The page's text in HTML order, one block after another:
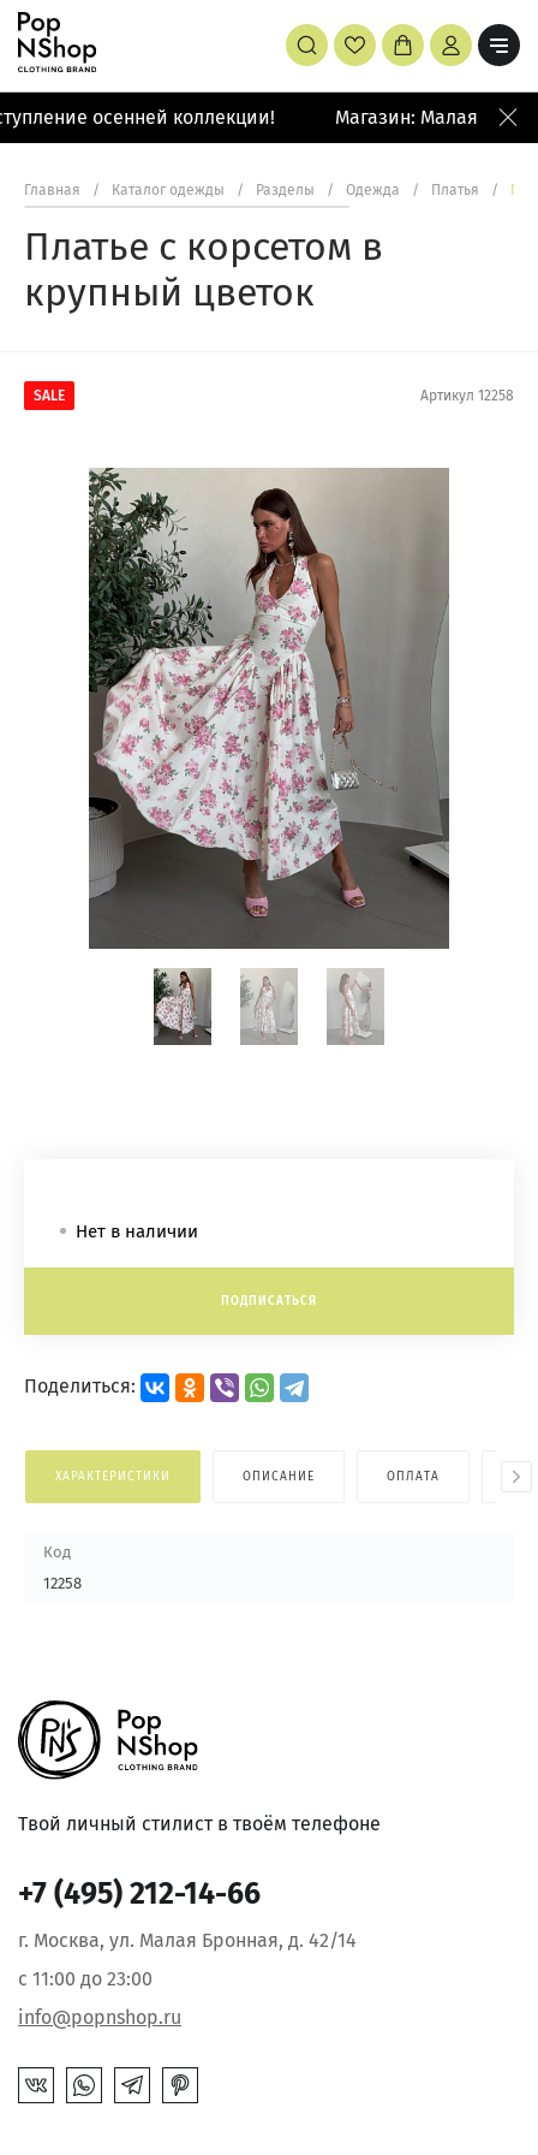
осенней коллекции! Магазин: Малая
Главная / Каталог одежды / Разделы / Одежда / Платья /
Платье с корсетом в
крупный цветок
SALE Артикул 12258
Нет в наличии
ПОДПИСАТЬСЯ
Поделиться:
ХАРАКТЕРИСТИКИ ОПИСАНИЕ ОПЛАТА
Код
12258
Твой личный стилист в твоём телефоне
+7 (495) 212-14-66
г. Москва, ул. Малая Бронная, д. 42/14
с 11:00 до 23:00
info@popnshop.ru